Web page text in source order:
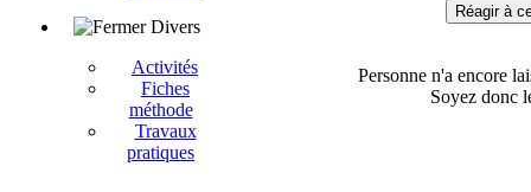
Divers
Activités
Fiches
méthode
Travaux
pratiques
Réagir à
Personne n'a encore
Soyez donc